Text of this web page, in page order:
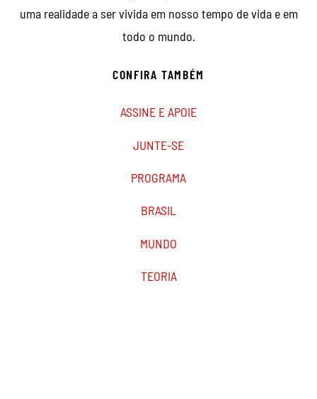
uma realidade a ser vivida em nosso tempo de vida e em
todo o mundo.
CONFIRA TAMBÉM
ASSINE E APOIE
JUNTE-SE
PROGRAMA
BRASIL
MUNDO
TEORIA